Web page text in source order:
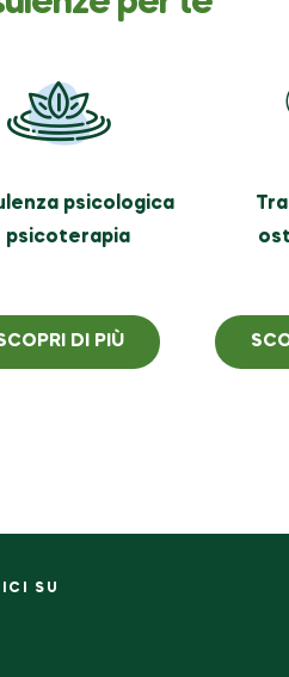
psicologica
psicoterapia
DI PIÙ
SU